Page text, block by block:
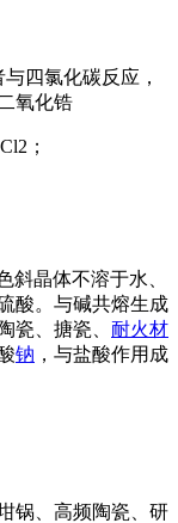
四氯化碳反应，
氧化锆
；
晶体不溶于水、
酸。与碱共熔生成
瓷、搪瓷、 耐火材
钠 ，与盐酸作用成
锅、高频陶瓷、研